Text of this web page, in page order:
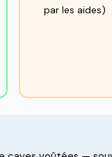
par les aides)